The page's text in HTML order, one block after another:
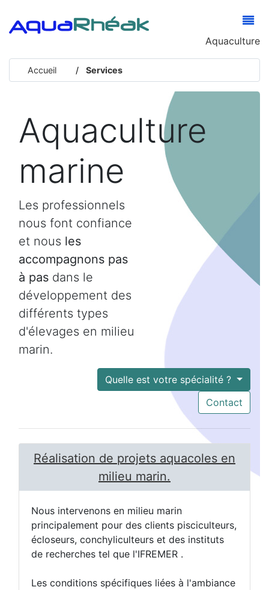
Aquaculture
Accueil Services
Aquaculture
marine
Les professionnels
nous font confiance
et nous les
accompagnons pas
à pas dans le
développement des
différents types
d'élevages en milieu
marin.
Quelle est votre spécialité ?
Contact
Réalisation de projets aquacoles en
milieu marin.
Nous intervenons en milieu marin
principalement pour des clients pisciculteurs,
écloseurs, conchyliculteurs et des instituts
de recherches tel que l'IFREMER .
Les conditions spécifiques liées à l'ambiance